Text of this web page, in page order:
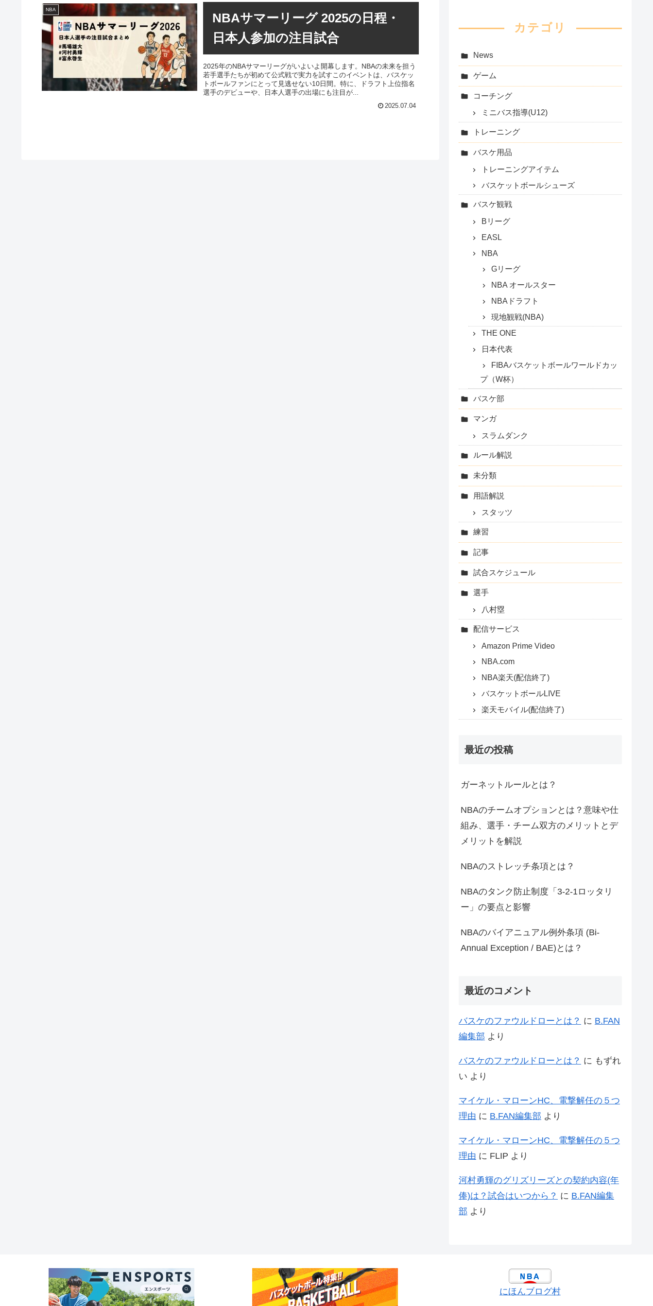
NBA
NBAサマーリーグ 2025の日程・
日本人参加の注目試合
2025年のNBAサマーリーグがいよいよ開幕します。NBAの未来を担う
若手選手たちが初めて公式戦で実力を試すこのイベントは、バスケッ
トボールファンにとって見逃せない10日間。特に、ドラフト上位指名
選手のデビューや、日本人選手の出場にも注目が...
2025.07.04
カテゴリ
News
ゲーム
コーチング
ミニバス指導(U12)
トレーニング
バスケ用品
トレーニングアイテム
バスケットボールシューズ
バスケ観戦
Bリーグ
EASL
NBA
Gリーグ
NBA オールスター
NBAドラフト
現地観戦(NBA)
THE ONE
日本代表
FIBAバスケットボールワールドカッ
プ（W杯）
バスケ部
マンガ
スラムダンク
ルール解説
未分類
用語解説
スタッツ
練習
記事
試合スケジュール
選手
八村塁
配信サービス
Amazon Prime Video
NBA.com
NBA楽天(配信終了)
バスケットボールLIVE
楽天モバイル(配信終了)
最近の投稿
ガーネットルールとは？
NBAのチームオプションとは？意味や仕
組み、選手・チーム双方のメリットとデ
メリットを解説
NBAのストレッチ条項とは？
NBAのタンク防止制度「3-2-1ロッタリ
ー」の要点と影響
NBAのバイアニュアル例外条項 (Bi-
Annual Exception / BAE)とは？
最近のコメント
バスケのファウルドローとは？ に B.FAN
編集部 より
バスケのファウルドローとは？ に もずれ
い より
マイケル・マローンHC、電撃解任の５つ
理由 に B.FAN編集部 より
マイケル・マローンHC、電撃解任の５つ
理由 に FLIP より
河村勇輝のグリズリーズとの契約内容(年
俸)は？試合はいつから？ に B.FAN編集
部 より
にほんブログ村